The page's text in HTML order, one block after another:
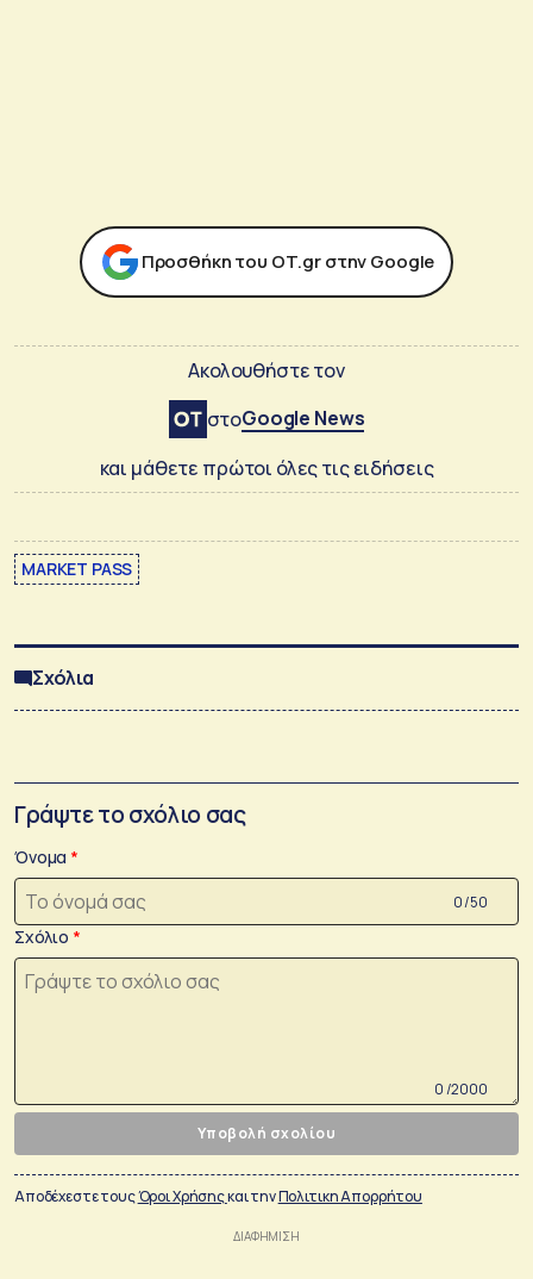
Προσθήκη του ΟΤ.gr στην Google
Ακολουθήστε τον
στοGoogle News
και μάθετε πρώτοι όλες τις ειδήσεις
MARKET PASS
Σχόλια
Γράψτε το σχόλιο σας
Όνομα
0 /50
Σχόλιο
0 /2000
Υποβολή σχολίου
Αποδέχεστε τουςΌροι Χρήσηςκαι τηνΠολιτικη Απορρήτου